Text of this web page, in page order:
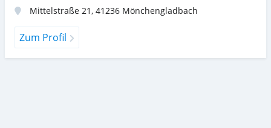
Mittelstraße 21, 41236 Mönchengladbach
Zum Profil